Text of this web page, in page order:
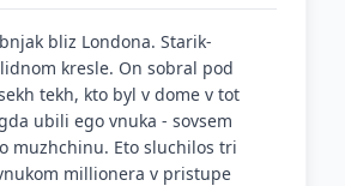
bliz Londona. Starik-
kresle. On sobral pod
tekh, kto byl v dome v tot
ubili ego vnuka - sovsem
muzhchinu. Eto sluchilos tri
millionera v pristupe